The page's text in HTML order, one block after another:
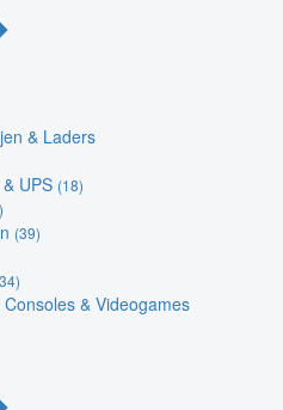
& Laders
UPS (18)
(39)
Consoles & Videogames